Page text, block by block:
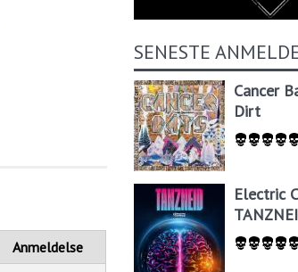
Anmeldelse
SENESTE
Cancer
Dirt
Electric